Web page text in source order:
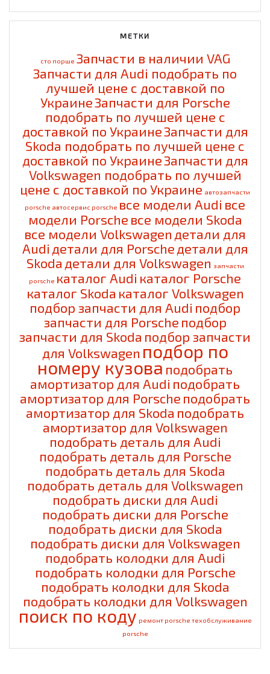
МЕТКИ
cто порше Запчасти в наличии VAG
Запчасти для Audi подобрать по
лучшей цене с доставкой по
УкраинеЗапчасти для Porsche
подобрать по лучшей цене с
доставкой по УкраинеЗапчасти для
Skoda подобрать по лучшей цене с
доставкой по УкраинеЗапчасти для
Volkswagen подобрать по лучшей
цене с доставкой по Украине автозапчасти
porsche автосервис porsche все модели Audi все
модели Porsche все модели Skoda
все модели Volkswagen детали для
Audi детали для Porsche детали для
Skoda детали для Volkswagen запчасти
porsche каталог Audi каталог Porsche
каталог Skoda каталог Volkswagen
подбор запчасти для Audi подбор
запчасти для Porsche подбор
запчасти для Skoda подбор запчасти
для Volkswagen подбор по
номеру кузова подобрать
амортизатор для Audi подобрать
амортизатор для Porsche подобрать
амортизатор для Skoda подобрать
амортизатор для Volkswagen
подобрать деталь для Audi
подобрать деталь для Porsche
подобрать деталь для Skoda
подобрать деталь для Volkswagen
подобрать диски для Audi
подобрать диски для Porsche
подобрать диски для Skoda
подобрать диски для Volkswagen
подобрать колодки для Audi
подобрать колодки для Porsche
подобрать колодки для Skoda
подобрать колодки для Volkswagen
поиск по коду ремонт porsche техобслуживание
porsche